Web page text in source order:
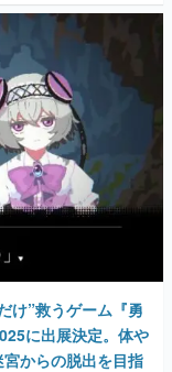
け”救うゲーム『勇
に出展決定。体や
からの脱出を目指